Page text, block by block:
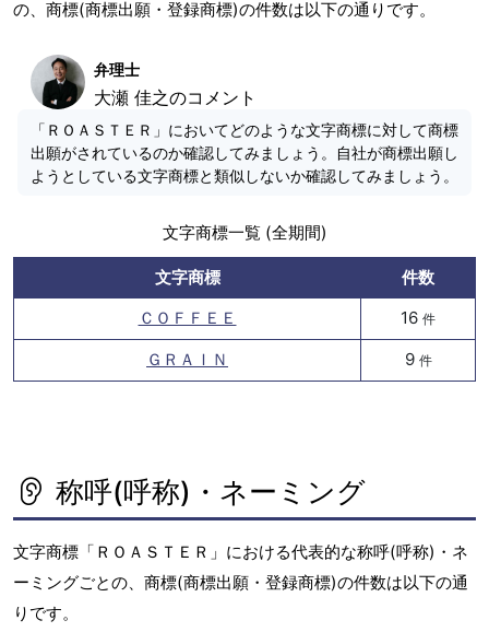
の、商標(商標出願・登録商標)の件数は以下の通りです。
弁理士
大瀬 佳之のコメント
「ＲＯＡＳＴＥＲ」においてどのような文字商標に対して商標
出願がされているのか確認してみましょう。自社が商標出願し
ようとしている文字商標と類似しないか確認してみましょう。
文字商標一覧 (全期間)
文字商標
件数
ＣＯＦＦＥＥ
16 件
ＧＲＡＩＮ 9 件
称呼(呼称)・ネーミング
文字商標「ＲＯＡＳＴＥＲ」における代表的な称呼(呼称)・ネ
ーミングごとの、商標(商標出願・登録商標)の件数は以下の通
りです。